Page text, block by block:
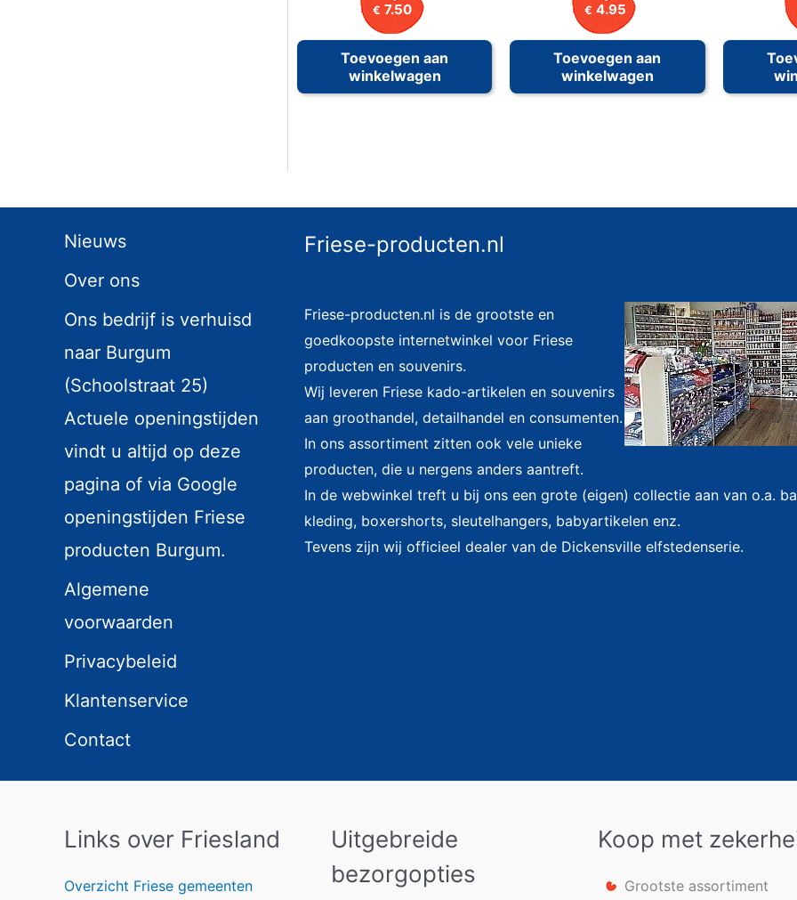
€ 7.50
Toevoegen aan
winkelwagen
€ 4.95
Toevoegen aan
winkelwagen
Nieuws
Over ons
Ons bedrijf is verhuisd
naar Burgum
(Schoolstraat 25)
Actuele openingstijden
vindt u altijd op deze
pagina of via Google
openingstijden Friese
producten Burgum.
Algemene
voorwaarden
Privacybeleid
Klantenservice
Contact
Friese-producten.nl
Friese-producten.nl is de grootste en
goedkoopste internetwinkel voor Friese
producten en souvenirs.
Wij leveren Friese kado-artikelen en souvenirs
aan groothandel, detailhandel en consumenten.
In ons assortiment zitten ook vele unieke
producten, die u nergens anders aantreft.
In de webwinkel treft u bij ons een grote (eigen) collectie aan van o.a.
kleding, boxershorts, sleutelhangers, babyartikelen enz.
Tevens zijn wij officieel dealer van de Dickensville elfstedenserie.
Links over Friesland
Overzicht Friese gemeenten
Uitgebreide
bezorgopties
Koop met
Grootste assortiment